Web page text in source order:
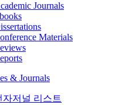
Journals
Materials
& Journals
자저널 리스트